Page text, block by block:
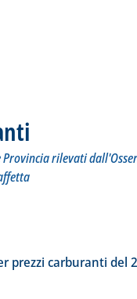
rilevati
prezzi carburanti del